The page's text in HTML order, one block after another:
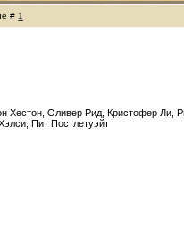
# 1
Хестон, Оливер Рид, Кристофер Ли,
Пит Постлетуэйт